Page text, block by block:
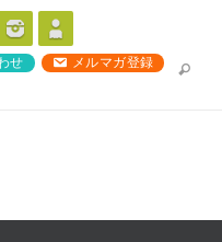
せ メルマガ登録